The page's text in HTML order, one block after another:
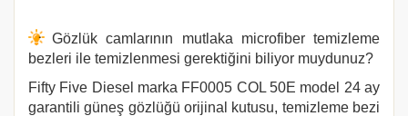
Gözlük camlarının mutlaka microfiber temizleme
bezleri ile temizlenmesi gerektiğini biliyor muydunuz?
Fifty Five Diesel marka FF0005 COL 50E model 24 ay
garantili güneş gözlüğü orijinal kutusu, temizleme bezi